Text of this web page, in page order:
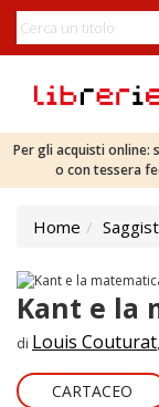
Per gli acquisti online:
o con tessera
Home
Kant e la
di Louis Couturat,
CARTACEO